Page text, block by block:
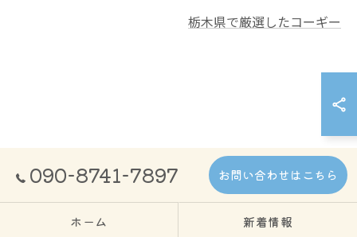
栃木県で厳選したコーギー
090-8741-7897 お問い合わせはこちら
ホーム 新着情報